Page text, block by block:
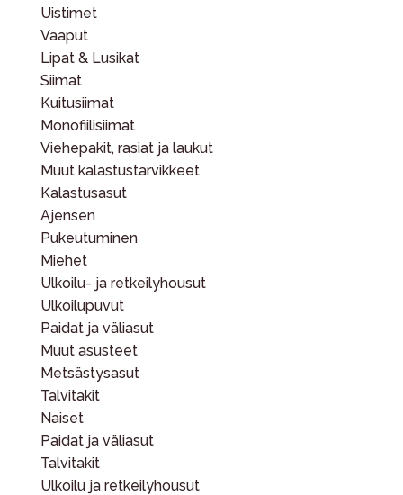
Uistimet
Vaaput
Lipat & Lusikat
Siimat
Kuitusiimat
Monofiilisiimat
Viehepakit, rasiat ja laukut
Muut kalastustarvikkeet
Kalastusasut
Ajensen
Pukeutuminen
Miehet
Ulkoilu- ja retkeilyhousut
Ulkoilupuvut
Paidat ja väliasut
Muut asusteet
Metsästysasut
Talvitakit
Naiset
Paidat ja väliasut
Talvitakit
Ulkoilu ja retkeilyhousut